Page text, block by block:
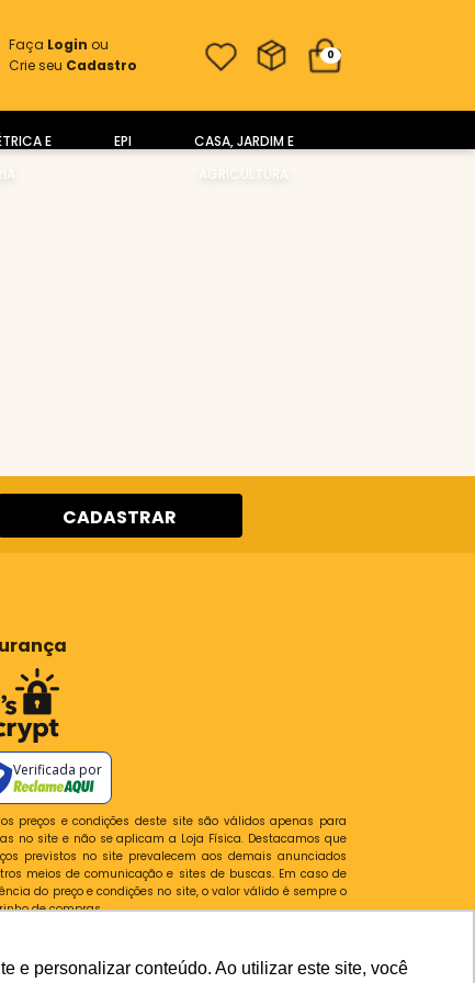
e personalizar conteúdo. Ao utilizar este site, você
Faça Login ou
Crie seu Cadastro
0
E
EPI
CASA, JARDIM E
AGRICULTURA
CADASTRAR
Verificada por
os preços e condições deste site são válidos apenas para
no site e não se aplicam a Loja Física. Destacamos que
previstos no site prevalecem aos demais anunciados
meios de comunicação e sites de buscas. Em caso de
do preço e condições no site, o valor válido é sempre o
de compras.